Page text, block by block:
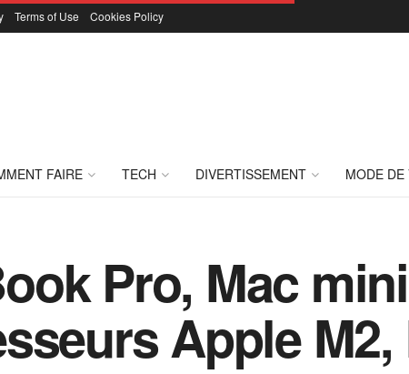
Terms of Use Cookies Policy
FAIRE TECH DIVERTISSEMENT MODE DE
Pro, Mac
Apple M2,